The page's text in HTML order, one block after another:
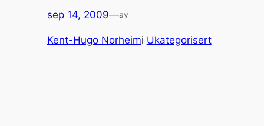
sep 14, 2009—av
Kent-Hugo Norheimi Ukategorisert